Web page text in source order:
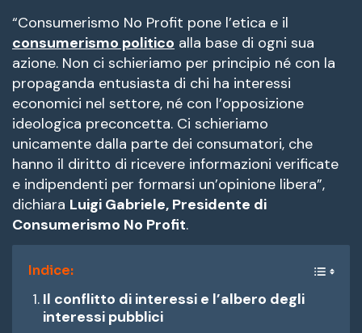
“Consumerismo No Profit pone l’etica e il
consumerismo politico alla base di ogni sua
azione. Non ci schieriamo per principio né con la
propaganda entusiasta di chi ha interessi
economici nel settore, né con l’opposizione
ideologica preconcetta. Ci schieriamo
unicamente dalla parte dei consumatori, che
hanno il diritto di ricevere informazioni verificate
e indipendenti per formarsi un’opinione libera”,
dichiara Luigi Gabriele, Presidente di
Consumerismo No Profit.
Indice:
Il conflitto di interessi e l’albero degli
interessi pubblici